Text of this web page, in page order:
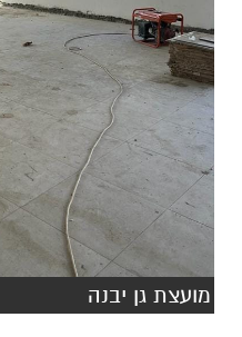
מועצת גן יבנה